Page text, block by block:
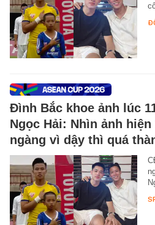
Đình Bắc khoe ảnh lúc
Ngọc Hải: Nhìn ảnh
ngàng vì dậy thì quá